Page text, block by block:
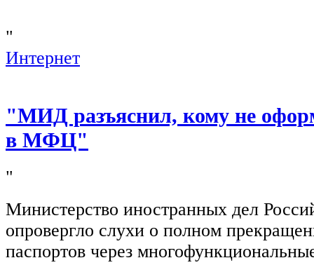
"
Интернет
"МИД разъяснил, кому не
в МФЦ"
"
Министерство иностранных дел
опровергло слухи о полном
паспортов через